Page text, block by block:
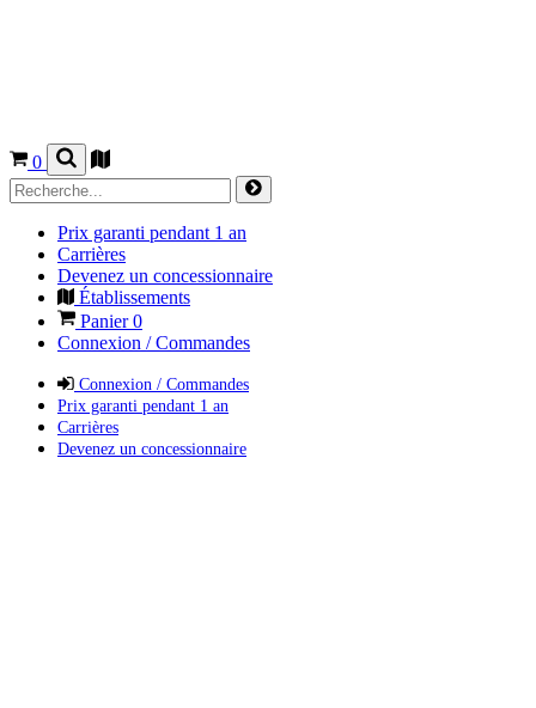
0
Prix garanti pendant 1 an
Carrières
Devenez un concessionnaire
Établissements
Panier0
Connexion / Commandes
Connexion / Commandes
Prix garanti pendant 1 an
Carrières
Devenez un concessionnaire